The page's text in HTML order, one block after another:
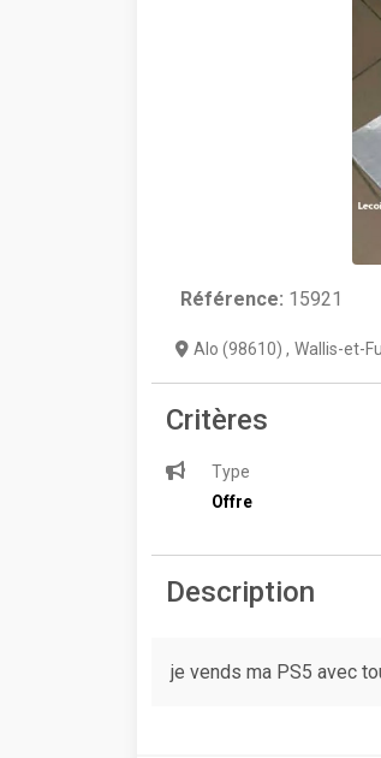
Référence: 15921
Alo (98610) , Wallis-et-
Critères
Type
Offre
Description
je vends ma PS5 avec